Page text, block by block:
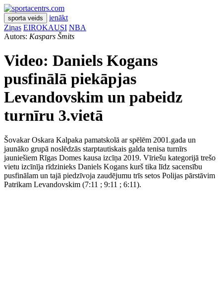
sporta veids
ienākt
Ziņas EIROKAUSI NBA
Autors: Kaspars Šmits
Video: Daniels Kogans
pusfinālā piekāpjas
Levandovskim un pabeidz
turnīru 3.vietā
Šovakar Oskara Kalpaka pamatskolā ar spēlēm 2001.gada un
jaunāko grupā noslēdzās starptautiskais galda tenisa turnīrs
jauniešiem Rīgas Domes kausa izcīņa 2019. Vīriešu kategorijā trešo
vietu izcīnīja rīdzinieks Daniels Kogans kurš tika līdz sacensību
pusfinālam un tajā piedzīvoja zaudējumu trīs setos Polijas pārstāvim
Patrikam Levandovskim (7:11 ; 9:11 ; 6:11).